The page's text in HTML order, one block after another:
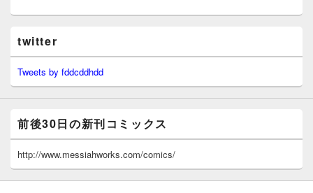
twitter
Tweets by fddcddhdd
前後30日の新刊コミックス
http://www.messiahworks.com/comics/